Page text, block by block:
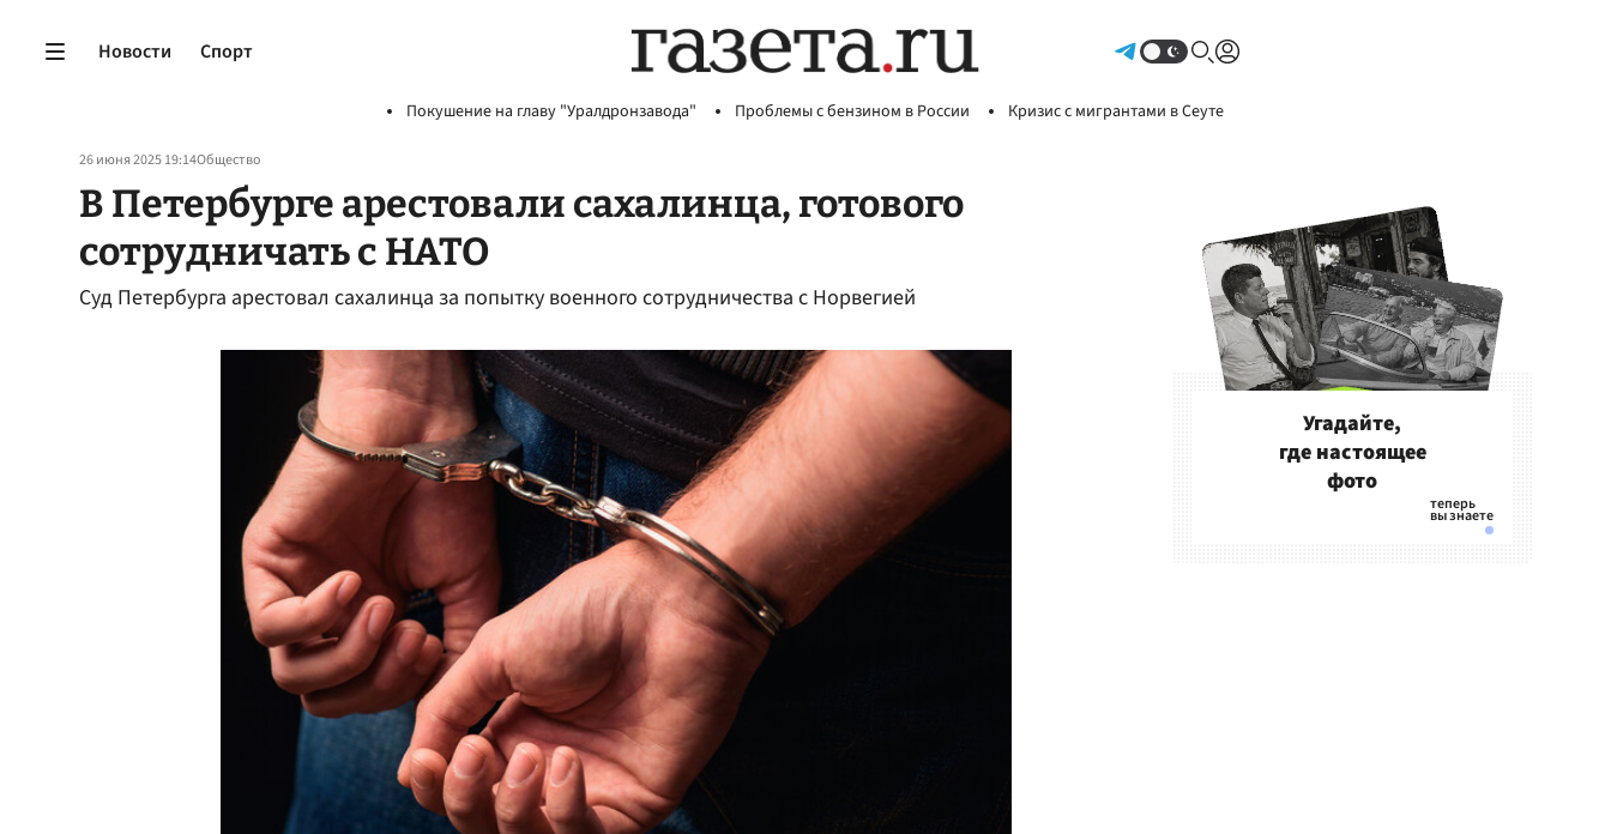
Новости Спорт
Покушение на главу "Уралдронзавода" Проблемы с бензином в России Кризис с мигрантами в Сеуте
26 июня 2025 19:14Общество
В Петербурге арестовали сахалинца, готового
сотрудничать с НАТО
Суд Петербурга арестовал сахалинца за попытку военного сотрудничества с Норвегией
Угадайте,
где настоящее
фото